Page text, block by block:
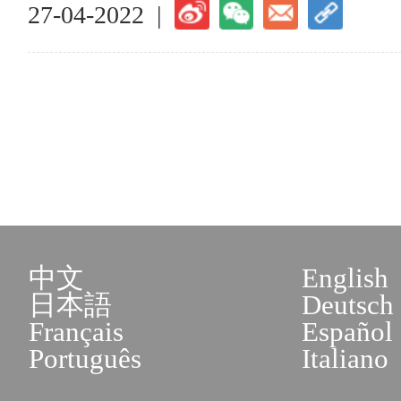
27-04-2022 |
中文
English
日本語
Deutsch
Français
Español
Português
Italiano